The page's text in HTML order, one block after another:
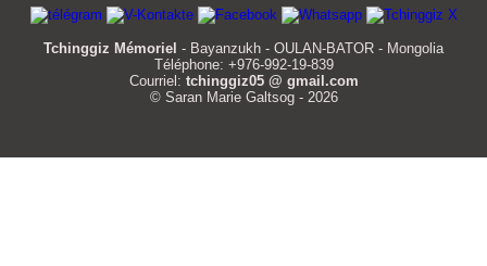
Tchinggiz Mémoriel - Bayanzukh - OULAN-BATOR - Mongolia
Téléphone: +976-992-19-839
Courriel: tchinggiz05 @ gmail.com
© Saran Marie Galtsog - 2026